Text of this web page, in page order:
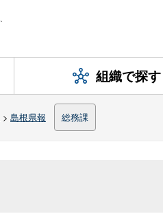
組織で探す
> 島根県報 総務課